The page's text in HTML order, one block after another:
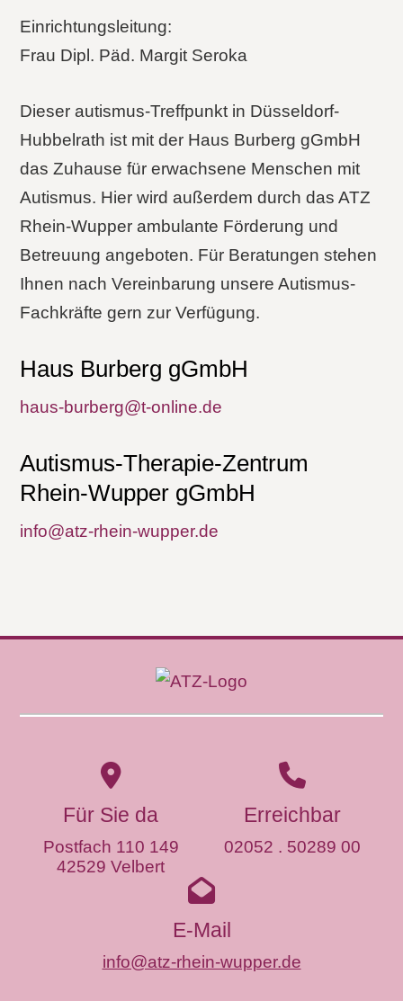
Einrichtungsleitung:
Frau Dipl. Päd. Margit Seroka
Dieser autismus-Treffpunkt in Düsseldorf-
Hubbelrath ist mit der Haus Burberg gGmbH
das Zuhause für erwachsene Menschen mit
Autismus. Hier wird außerdem durch das ATZ
Rhein-Wupper ambulante Förderung und
Betreuung angeboten. Für Beratungen stehen
Ihnen nach Vereinbarung unsere Autismus-
Fachkräfte gern zur Verfügung.
Haus Burberg gGmbH
haus-burberg@t-online.de
Autismus-Therapie-Zentrum
Rhein-Wupper gGmbH
info@atz-rhein-wupper.de
Für Sie da
Postfach 110 149
42529 Velbert
Erreichbar
02052 . 50289 00
E-Mail
info@atz-rhein-wupper.de